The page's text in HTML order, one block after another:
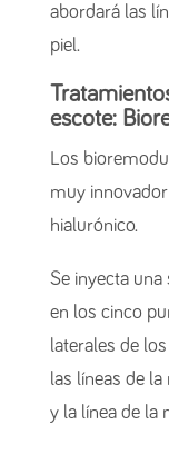
abordará las
piel.
escote:
Los
muy
hialurónico.
Se inyecta
en los cinco
laterales de
las líneas de la
y la línea de la